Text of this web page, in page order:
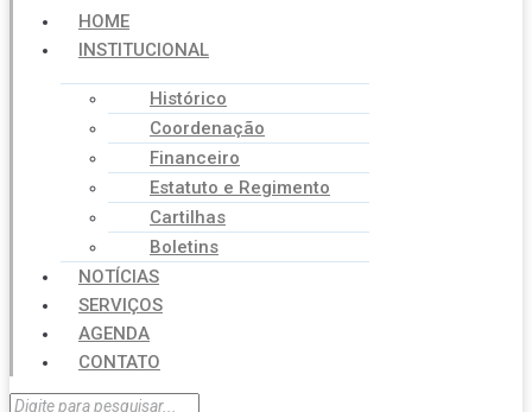
HOME
INSTITUCIONAL
Histórico
Coordenação
Financeiro
Estatuto e Regimento
Cartilhas
Boletins
NOTÍCIAS
SERVIÇOS
AGENDA
CONTATO